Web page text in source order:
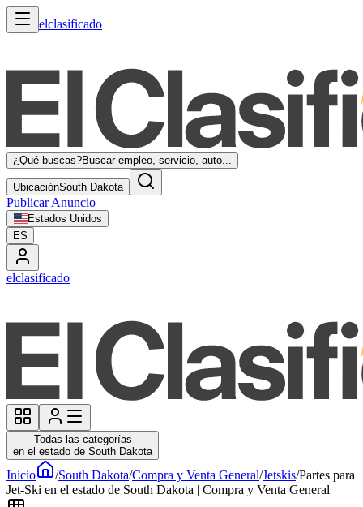
elclasificado
¿Qué buscas?Buscar empleo, servicio, auto...
UbicaciónSouth Dakota
Publicar Anuncio
Estados Unidos
ES
elclasificado
Todas las categorías
en el estado de South Dakota
Inicio /South Dakota/Compra y Venta General/Jetskis/Partes para
Jet-Ski en el estado de South Dakota | Compra y Venta General